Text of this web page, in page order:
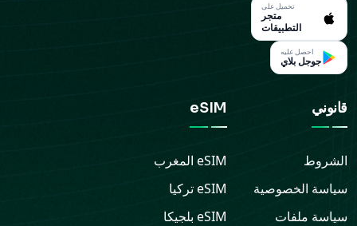
تحميل على
متجر
التطبيقات
احصل عليه
جوجل بلاي
قانوني
الشروط
سياسة الخصوصية
سياسة ملفات
eSIM
eSIM المغرب
eSIMتركيا
eSIM بلجيكا